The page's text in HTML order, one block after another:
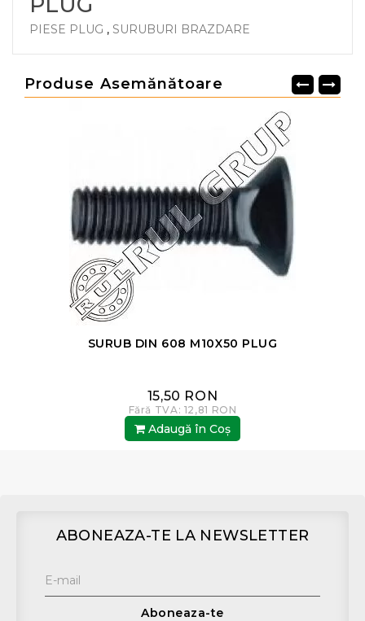
PIESE PLUG , SURUBURI BRAZDARE
Produse Asemănătoare
SURUB DIN 608 M10X50 PLUG
15,50 RON
Fără TVA: 12,81 RON
Adaugă în Coş
ABONEAZA-TE LA NEWSLETTER
Aboneaza-te